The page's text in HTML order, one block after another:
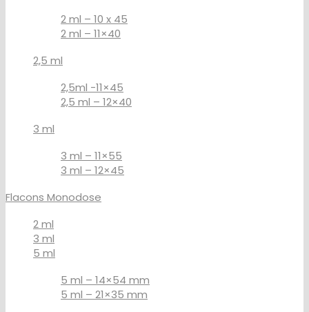
2 ml – 10 x 45
2 ml – 11×40
2,5 ml
2,5ml -11×45
2,5 ml – 12×40
3 ml
3 ml – 11×55
3 ml – 12×45
Flacons Monodose
2 ml
3 ml
5 ml
5 ml – 14×54 mm
5 ml – 21×35 mm